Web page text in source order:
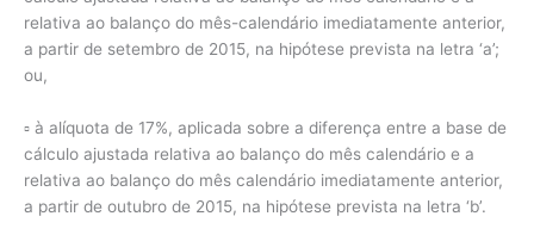
relativa ao balanço do mês-calendário imediatamente anterior,
a partir de setembro de 2015, na hipótese prevista na letra ‘a’;
ou,
▫ à alíquota de 17%, aplicada sobre a diferença entre a base de
cálculo ajustada relativa ao balanço do mês calendário e a
relativa ao balanço do mês calendário imediatamente anterior,
a partir de outubro de 2015, na hipótese prevista na letra ‘b’.